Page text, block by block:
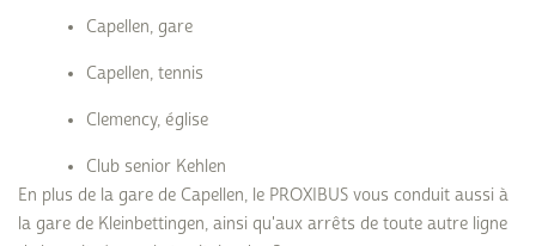
Capellen, gare
Capellen, tennis
Clemency, église
Club senior Kehlen
En plus de la gare de Capellen, le PROXIBUS vous conduit aussi à
la gare de Kleinbettingen, ainsi qu'aux arrêts de toute autre ligne